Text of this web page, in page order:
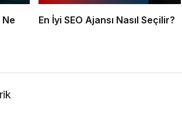
Ne
En İyi SEO Ajansı Nasıl Seçilir?